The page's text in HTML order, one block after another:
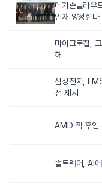
메가존클라우
인재 양성한다
마이크로칩,
해
삼성전자,
전 제시
AMD 잭 후인
솔트웨어, AI